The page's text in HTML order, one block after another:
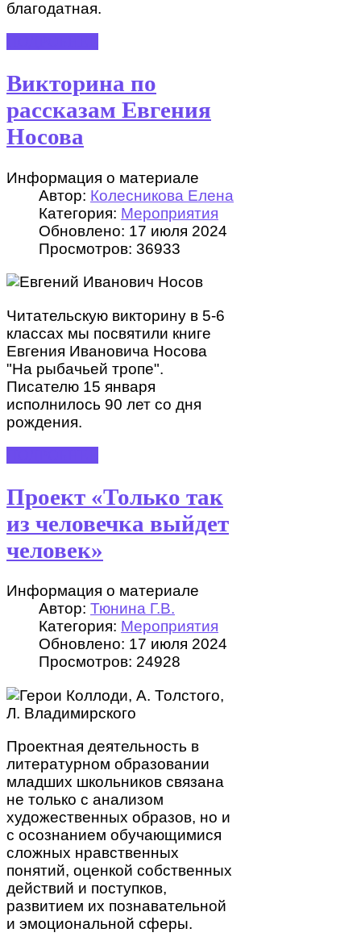
благодатная.
Викторина по
рассказам Евгения
Носова
Информация о материале
Автор: Колесникова Елена
Категория: Мероприятия
Обновлено: 17 июля 2024
Просмотров: 36933
Читательскую викторину в 5-6
классах мы посвятили книге
Евгения Ивановича Носова
"На рыбачьей тропе".
Писателю 15 января
исполнилось 90 лет со дня
рождения.
Проект «Только так
из человечка выйдет
человек»
Информация о материале
Автор: Тюнина Г.В.
Категория: Мероприятия
Обновлено: 17 июля 2024
Просмотров: 24928
Проектная деятельность в
литературном образовании
младших школьников связана
не только с анализом
художественных образов, но и
с осознанием обучающимися
сложных нравственных
понятий, оценкой собственных
действий и поступков,
развитием их познавательной
и эмоциональной сферы.